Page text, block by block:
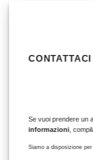
CONTATTACI
Se vuoi prendere un
informazioni,
Siamo a disposizione